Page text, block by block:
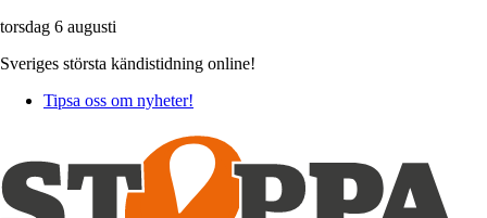
torsdag 6 augusti
Sveriges största kändistidning online!
Tipsa oss om nyheter!